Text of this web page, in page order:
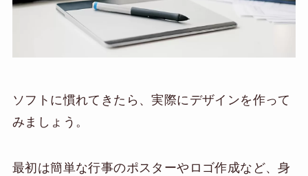
ソフトに慣れてきたら、実際にデザインを作って
みましょう。
最初は簡単な行事のポスターやロゴ作成など、身